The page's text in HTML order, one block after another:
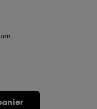
Si vous
sur les cookies